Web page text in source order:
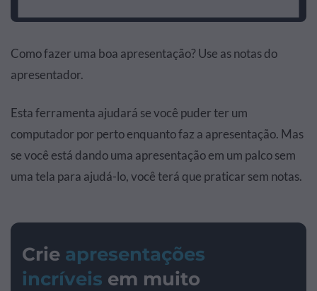
Como fazer uma boa apresentação? Use as notas do
apresentador.
Esta ferramenta ajudará se você puder ter um
computador por perto enquanto faz a apresentação. Mas
se você está dando uma apresentação em um palco sem
uma tela para ajudá-lo, você terá que praticar sem notas.
Crie apresentações
incríveis em muito